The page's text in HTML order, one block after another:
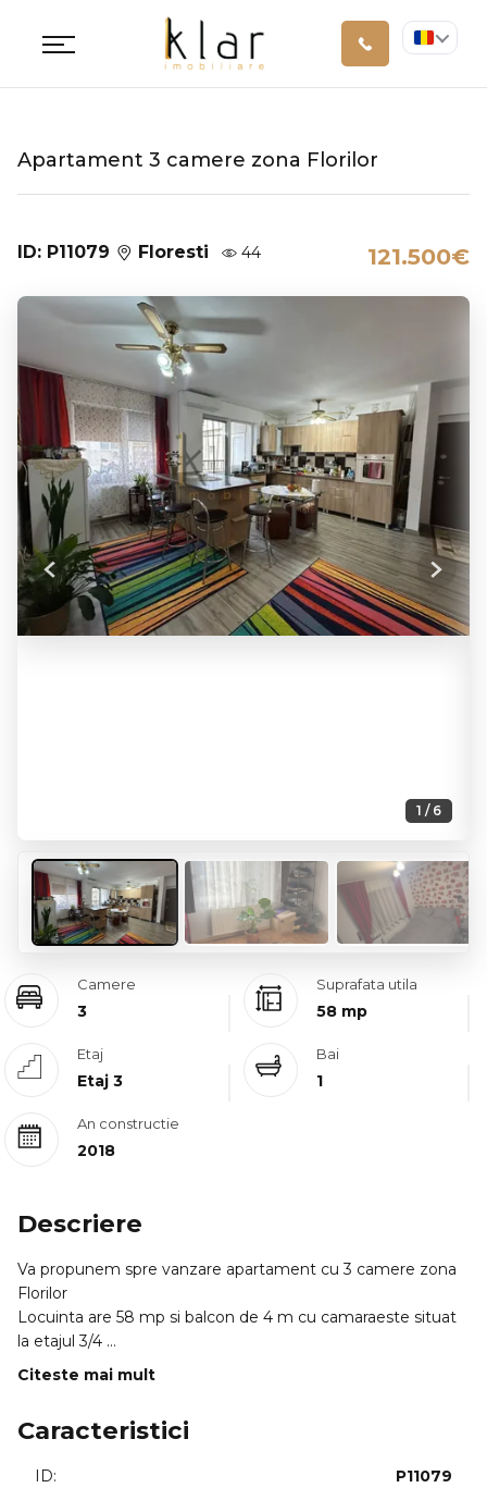
Apartament 3 camere zona Florilor
ID: P11079 Floresti 44 121.500€
1 / 6
Previous Next
Camere
3
Suprafata utila
58 mp
Etaj
Etaj 3
Bai
1
An constructie
2018
Descriere
Va propunem spre vanzare apartament cu 3 camere zona
Florilor
Locuinta are 58 mp si balcon de 4 m cu camaraeste situat
la etajul 3/4
Apartamentul este compus din living cu bucatarie2
Apartamentul are si parcare exterioara care se poate vinde
Citeste mai mult
Caracteristici
ID: P11079